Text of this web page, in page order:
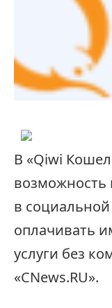
В «Qiwi
возможность
в социальной
оплачивать
услуги без
«CNews.RU».